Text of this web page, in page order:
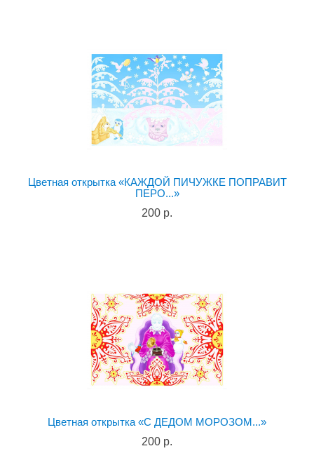
Цветная открытка «КАЖДОЙ ПИЧУЖКЕ ПОПРАВИТ
ПЕРО...»
200 р.
Цветная открытка «С ДЕДОМ МОРОЗОМ...»
200 р.